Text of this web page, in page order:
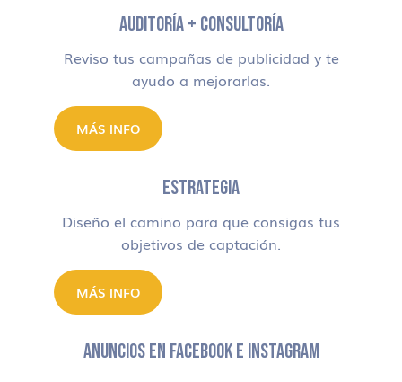
AUDITORÍA + CONSULTORÍA
Reviso tus campañas de publicidad y te
ayudo a mejorarlas.
MÁS INFO
ESTRATEGIA
Diseño el camino para que consigas tus
objetivos de captación.
MÁS INFO
ANUNCIOS EN FACEBOOK E INSTAGRAM